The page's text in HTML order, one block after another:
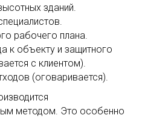
зданий.
рабочего плана.
к объекту и защитного
с клиентом).
(оговаривается).
методом. Это особенно